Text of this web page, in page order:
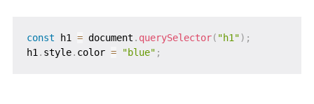
const h1 = document . querySelector( "h1") ;
h1 . style. color = "blue" ;